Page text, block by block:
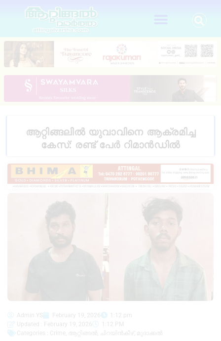
ആറ്റിങ്ങലിൽ യുവാവിനെ ആക്രമിച്ച
കേസ്: രണ്ട് പേർ റിമാൻഡിൽ
Admin YS February 19, 2026
1:12 pm
Updated : February 19, 2026
1:12 PM
Categories : Crime ആറ്റിങ്ങൽ ചിറയിൻകീഴ് മുദാക്കൽ